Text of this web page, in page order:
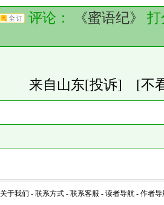
评论： 《蜜语纪》
打
来自山东[投诉] [不
关于我们 - 联系方式 - 联系客服 - 读者导航 - 作者导